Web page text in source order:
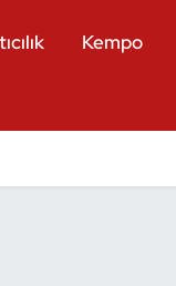
Kempo